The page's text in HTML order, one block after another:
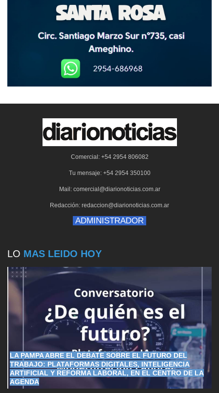
Comercial: +54 2954 806082
Tu mensaje: +54 2954 350100
Mail: comercial@diarionoticias.com.ar
Redacción: redaccion@diarionoticias.com.ar
ADMINISTRADOR
LO MAS LEIDO HOY
LA PAMPA ABRE EL DEBATE SOBRE EL FUTURO DEL
TRABAJO: PLATAFORMAS DIGITALES, INTELIGENCIA
ARTIFICIAL Y REFORMA LABORAL, EN EL CENTRO DE LA
AGENDA